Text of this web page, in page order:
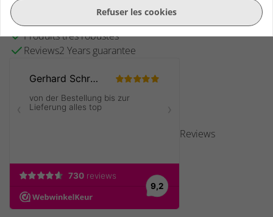
Produits très robustes
Reviews2 Years guarantee
Reviews
Refuser les cookies